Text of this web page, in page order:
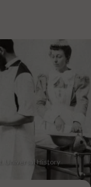
Universal History